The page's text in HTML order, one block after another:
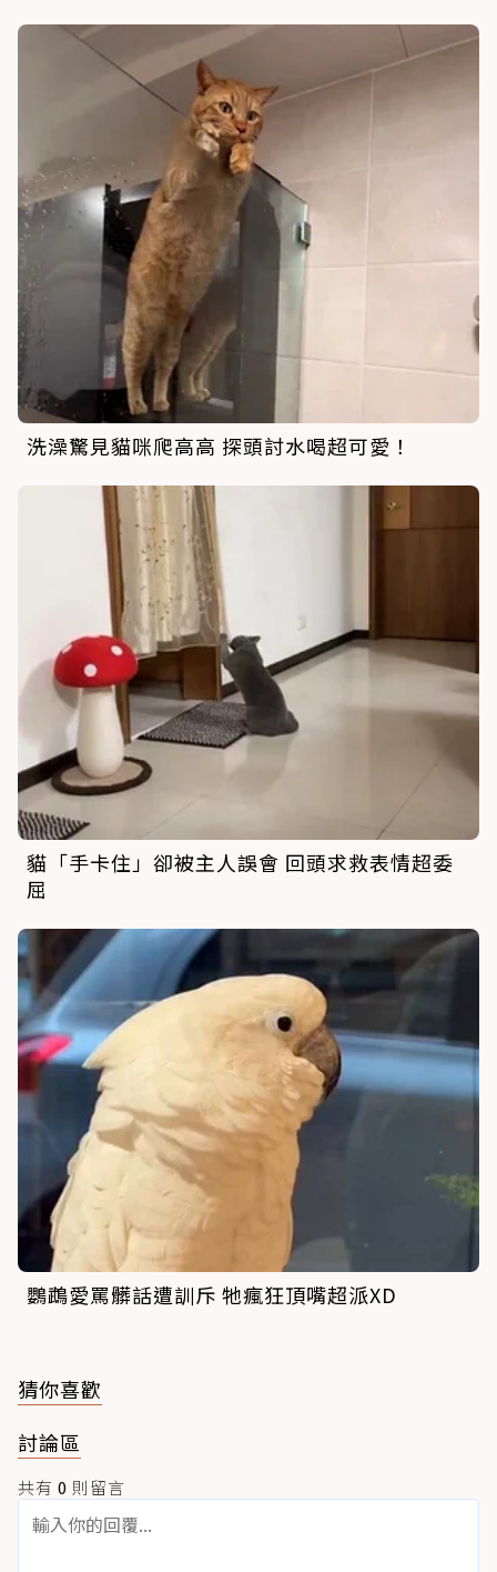
洗澡驚見貓咪爬高高 探頭討水喝超可愛！
貓「手卡住」卻被主人誤會 回頭求救表情超委
屈
鸚鵡愛罵髒話遭訓斥 牠瘋狂頂嘴超派XD
猜你喜歡
討論區
共有 0 則留言